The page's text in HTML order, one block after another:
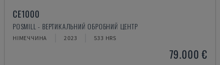
CE1000
POSMILL - ВЕРТИКАЛЬНИЙ ОБРОБНИЙ ЦЕНТР
НІМЕЧЧИНА 2023 533 HRS
79.000 €